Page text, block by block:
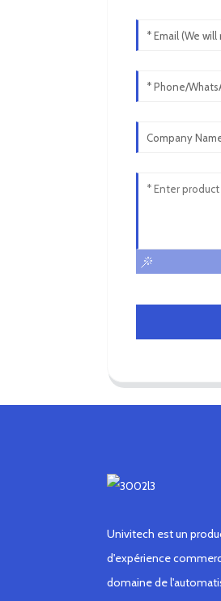
Univitech est un
d'expérience
domaine de